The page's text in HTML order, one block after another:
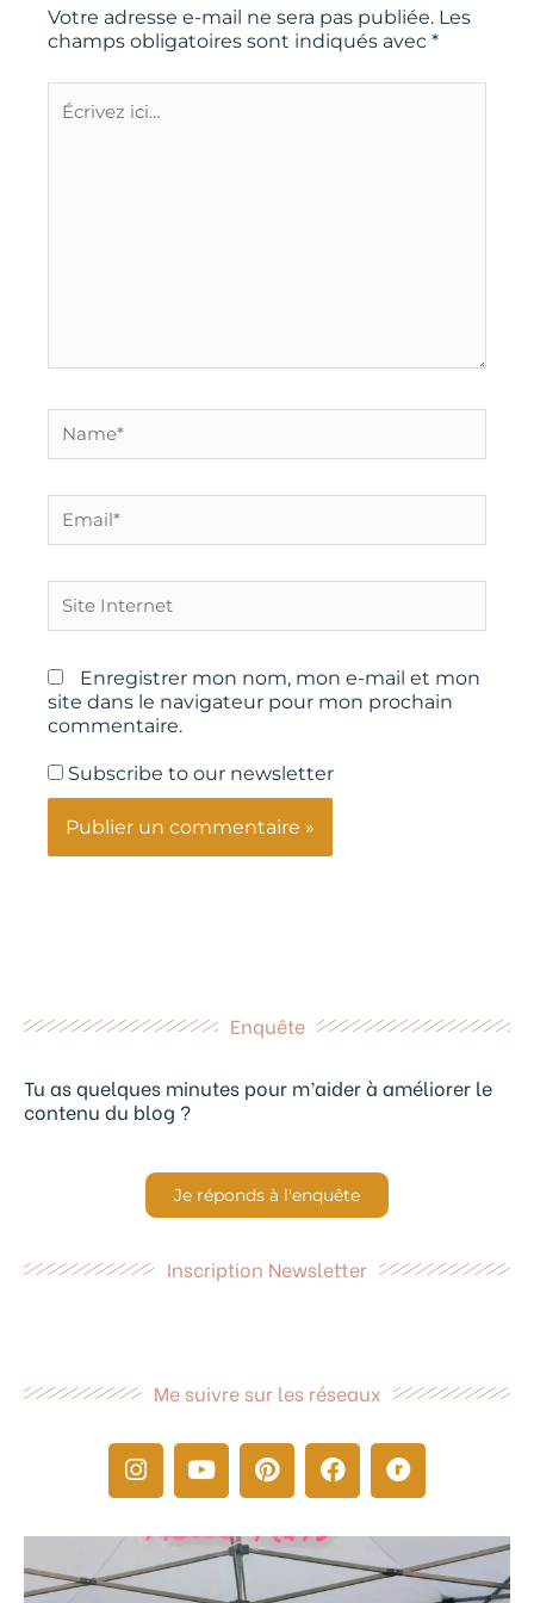
Votre adresse e-mail ne sera pas publiée. Les
champs obligatoires sont indiqués avec *
ici…
Internet
Enregistrer mon nom, mon e-mail et mon
site dans le navigateur pour mon prochain
commentaire.
Subscribe to our newsletter
Enquête
Tu as quelques minutes pour m’aider à améliorer le
contenu du blog ?
Je réponds à l'enquête
Inscription Newsletter
Me suivre sur les réseaux
I
n
s
t
g
Y
o
u
t
u
P
i
n
t
e
F
a
c
e
b
o
R
a
v
e
r